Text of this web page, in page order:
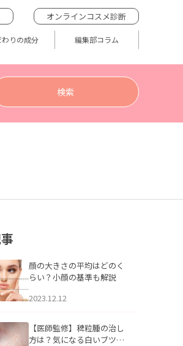
オンラインコスメ診断
わりの成分 編集部コラム
顔の大きさの平均はどのく
らい？小顔の基準も解説
2023.12.12
【医師監修】稗粒腫の治し
方は？気になる白いブツブ